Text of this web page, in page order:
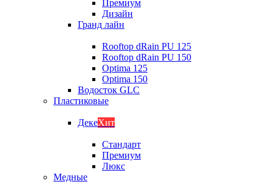
Премиум
Дизайн
Гранд лайн
Rooftop dRain PU 125
Rooftop dRain PU 150
Optima 125
Optima 150
Водосток GLC
Пластиковые
ДекеХит
Стандарт
Премиум
Люкс
Медные